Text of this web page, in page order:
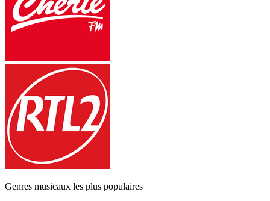
Genres musicaux les plus populaires